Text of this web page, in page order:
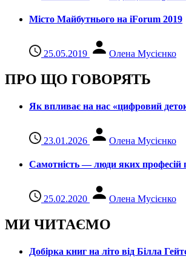
Місто Майбутнього на iForum 2019
25.05.2019 Олена Мусієнко
ПРО ЩО ГОВОРЯТЬ
Як впливає на нас «цифровий
23.01.2026 Олена Мусієнко
Самотність — люди яких професій
25.02.2020 Олена Мусієнко
МИ ЧИТАЄМО
Добірка книг на літо від Білла